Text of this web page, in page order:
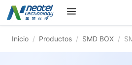
Inicio / Productos / SMD BOX /